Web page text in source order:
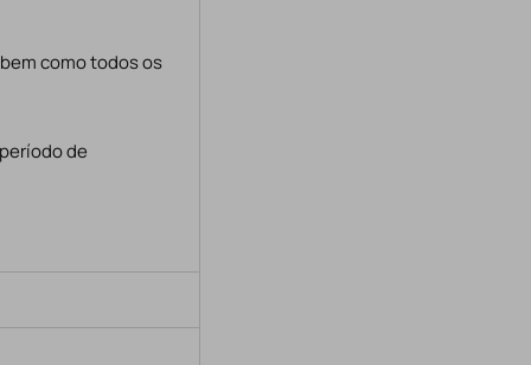
como todos os
de